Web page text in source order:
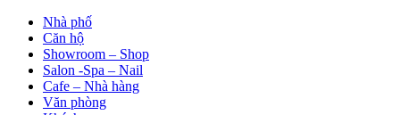
Nhà phố
Căn hộ
Showroom – Shop
Salon -Spa – Nail
Cafe – Nhà hàng
Văn phòng